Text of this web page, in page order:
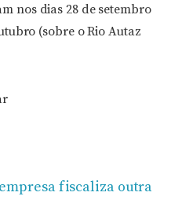
nos dias 28 de setembro
(sobre o Rio Autaz
fiscaliza outra